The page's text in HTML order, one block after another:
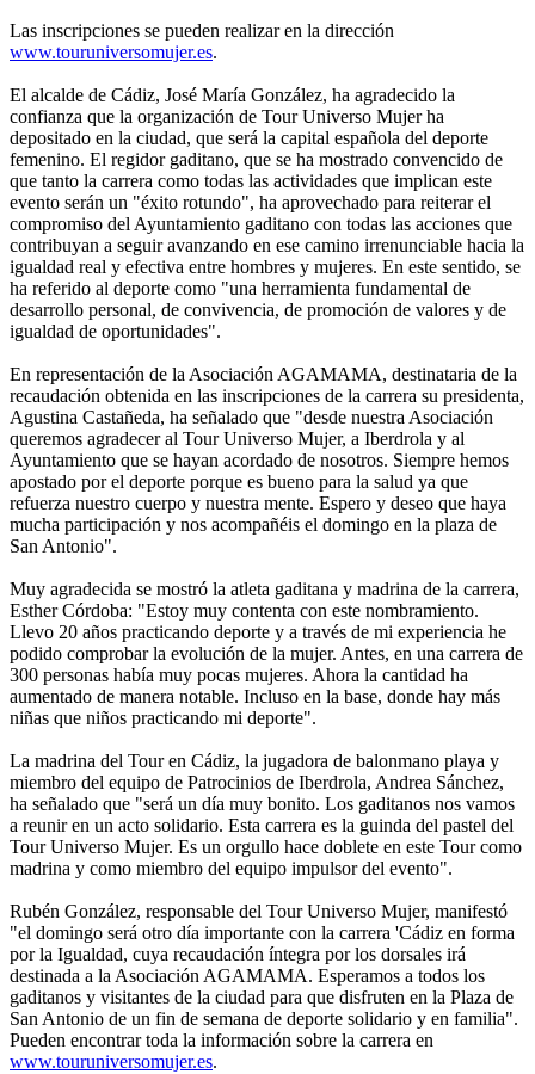
Las inscripciones se pueden realizar en la dirección
www.touruniversomujer.es.
El alcalde de Cádiz, José María González, ha agradecido la
confianza que la organización de Tour Universo Mujer ha
depositado en la ciudad, que será la capital española del deporte
femenino. El regidor gaditano, que se ha mostrado convencido de
que tanto la carrera como todas las actividades que implican este
evento serán un "éxito rotundo", ha aprovechado para reiterar el
compromiso del Ayuntamiento gaditano con todas las acciones que
contribuyan a seguir avanzando en ese camino irrenunciable hacia la
igualdad real y efectiva entre hombres y mujeres. En este sentido, se
ha referido al deporte como "una herramienta fundamental de
desarrollo personal, de convivencia, de promoción de valores y de
igualdad de oportunidades".
En representación de la Asociación AGAMAMA, destinataria de la
recaudación obtenida en las inscripciones de la carrera su presidenta,
Agustina Castañeda, ha señalado que "desde nuestra Asociación
queremos agradecer al Tour Universo Mujer, a Iberdrola y al
Ayuntamiento que se hayan acordado de nosotros. Siempre hemos
apostado por el deporte porque es bueno para la salud ya que
refuerza nuestro cuerpo y nuestra mente. Espero y deseo que haya
mucha participación y nos acompañéis el domingo en la plaza de
San Antonio".
Muy agradecida se mostró la atleta gaditana y madrina de la carrera,
Esther Córdoba: "Estoy muy contenta con este nombramiento.
Llevo 20 años practicando deporte y a través de mi experiencia he
podido comprobar la evolución de la mujer. Antes, en una carrera de
300 personas había muy pocas mujeres. Ahora la cantidad ha
aumentado de manera notable. Incluso en la base, donde hay más
niñas que niños practicando mi deporte".
La madrina del Tour en Cádiz, la jugadora de balonmano playa y
miembro del equipo de Patrocinios de Iberdrola, Andrea Sánchez,
ha señalado que "será un día muy bonito. Los gaditanos nos vamos
a reunir en un acto solidario. Esta carrera es la guinda del pastel del
Tour Universo Mujer. Es un orgullo hace doblete en este Tour como
madrina y como miembro del equipo impulsor del evento".
Rubén González, responsable del Tour Universo Mujer, manifestó
"el domingo será otro día importante con la carrera 'Cádiz en forma
por la Igualdad, cuya recaudación íntegra por los dorsales irá
destinada a la Asociación AGAMAMA. Esperamos a todos los
gaditanos y visitantes de la ciudad para que disfruten en la Plaza de
San Antonio de un fin de semana de deporte solidario y en familia".
Pueden encontrar toda la información sobre la carrera en
www.touruniversomujer.es.